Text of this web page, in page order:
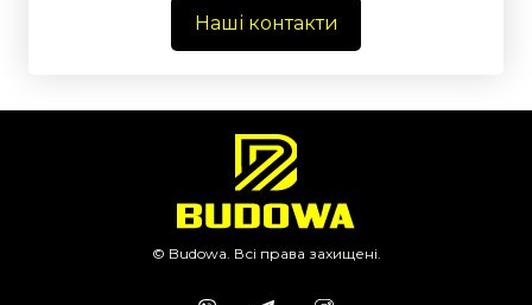
Наші контакти
© Budowa. Всі права захищені.